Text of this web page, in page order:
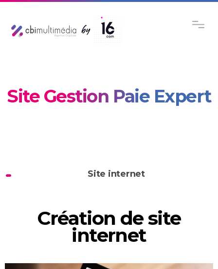
Site Gestion Paie Expert
Site internet
Création de site
internet